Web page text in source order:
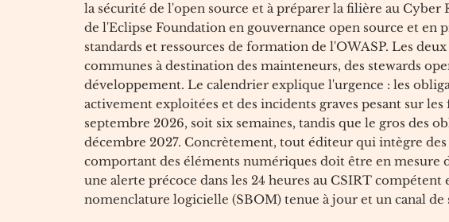
la sécurité de l'open source et à préparer la filière au Cyber
de l'Eclipse Foundation en gouvernance open source et en
standards et ressources de formation de l'OWASP. Les
communes à destination des mainteneurs, des stewards
développement. Le calendrier explique l'urgence : les
activement exploitées et des incidents graves pesant sur
septembre 2026, soit six semaines, tandis que le gros des
décembre 2027. Concrètement, tout éditeur qui intègre
comportant des éléments numériques doit être en mesure
une alerte précoce dans les 24 heures au CSIRT
nomenclature logicielle (SBOM) tenue à jour et un canal